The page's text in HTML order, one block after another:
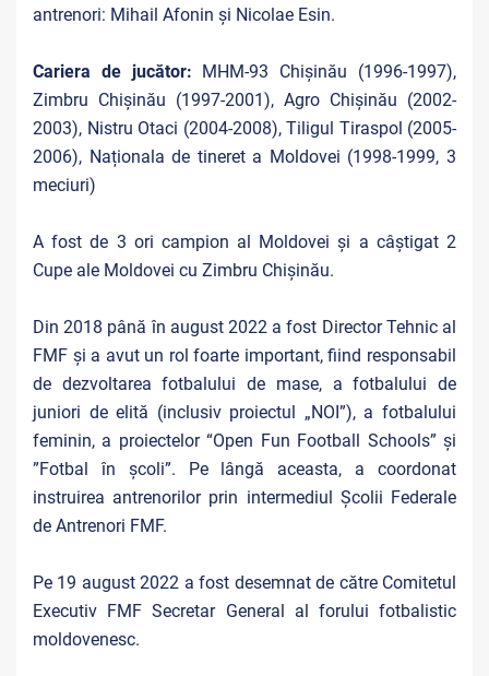
antrenori: Mihail Afonin și Nicolae Esin.
Cariera de jucător: MHM-93 Chișinău (1996-1997),
Zimbru Chișinău (1997-2001), Agro Chișinău (2002-
2003), Nistru Otaci (2004-2008), Tiligul Tiraspol (2005-
2006), Naționala de tineret a Moldovei (1998-1999, 3
meciuri)
A fost de 3 ori campion al Moldovei și a câștigat 2
Cupe ale Moldovei cu Zimbru Chișinău.
Din 2018 până în august 2022 a fost Director Tehnic al
FMF și a avut un rol foarte important, fiind responsabil
de dezvoltarea fotbalului de mase, a fotbalului de
juniori de elită (inclusiv proiectul „NOI”), a fotbalului
feminin, a proiectelor “Open Fun Football Schools” și
”Fotbal în școli”. Pe lângă aceasta, a coordonat
instruirea antrenorilor prin intermediul Școlii Federale
de Antrenori FMF.
Pe 19 august 2022 a fost desemnat de către Comitetul
Executiv FMF Secretar General al forului fotbalistic
moldovenesc.